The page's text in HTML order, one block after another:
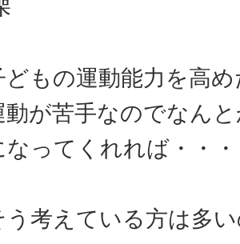
どもの運動能力を高
動が苦手なのでなん
なってくれれば・・・
う考えている方は多